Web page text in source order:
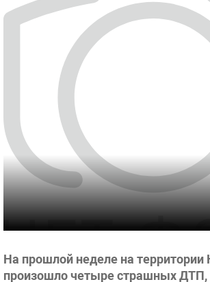
На прошлой неделе на территории
произошло четыре страшных ДТП,